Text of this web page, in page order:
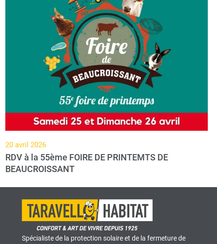
20 avril 2026
RDV à la 55ème FOIRE DE PRINTEMTS DE
BEAUCROISSANT
Spécialiste de la protection solaire et de la fermeture de